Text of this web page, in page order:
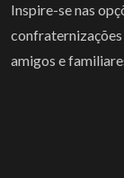
Inspire-se nas
amigos e